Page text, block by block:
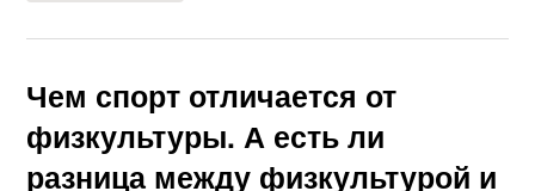
Чем спорт отличается от
физкультуры. А есть ли
разница между физкультурой и